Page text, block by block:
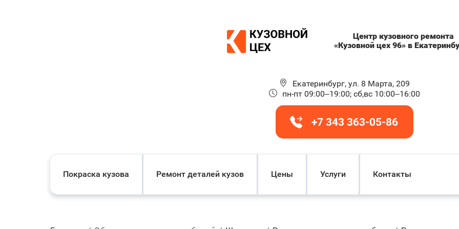
Центр кузовного ремонта
«Кузовной цех 96» в
Екатеринбург, ул. 8 Марта, 209
пн-пт 09:00–19:00; сб,вс 10:00–16:00
+7 343 363-05-86
Покраска кузова Ремонт деталей кузов Цены Услуги Контакты